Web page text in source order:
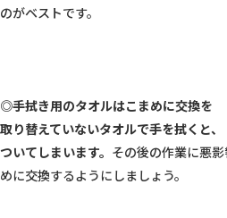
のがベストです。
◎手拭き用のタオルはこまめに交換を
取り替えていないタオルで手を拭くと
ついてしまいます。 その後の作業に悪
めに交換するようにしましょう。